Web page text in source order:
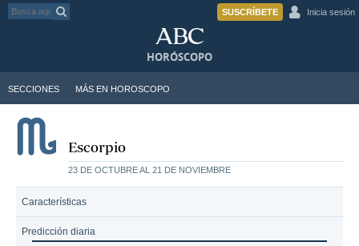
SUSCRÍBETE Inicia sesión
SECCIONES MÁS EN HOROSCOPO
HORÓSCOPO
Escorpio
23 DE OCTUBRE AL 21 DE NOVIEMBRE
Características
Predicción diaria